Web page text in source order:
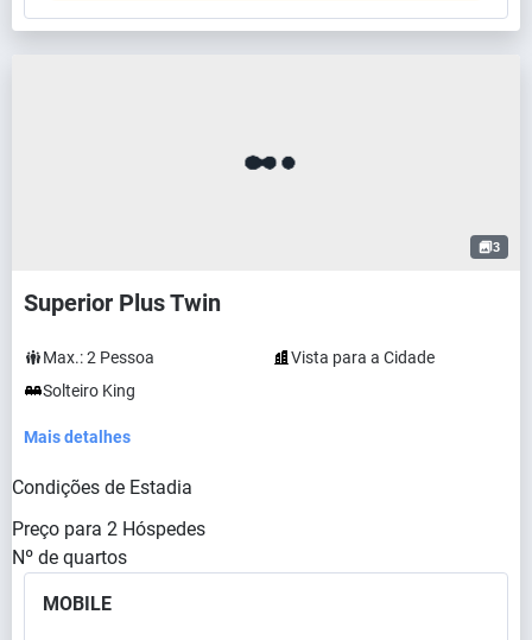
3
Superior Plus Twin
Max.:2 Pessoa
Vista para a Cidade
Solteiro King
Mais detalhes
Condições de Estadia
Preço para 2 Hóspedes
Nº de quartos
MOBILE